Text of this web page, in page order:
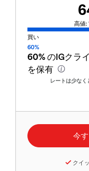
高値:
買い
60%
60%のIGクラ
を保有
レートは少なく
クイ